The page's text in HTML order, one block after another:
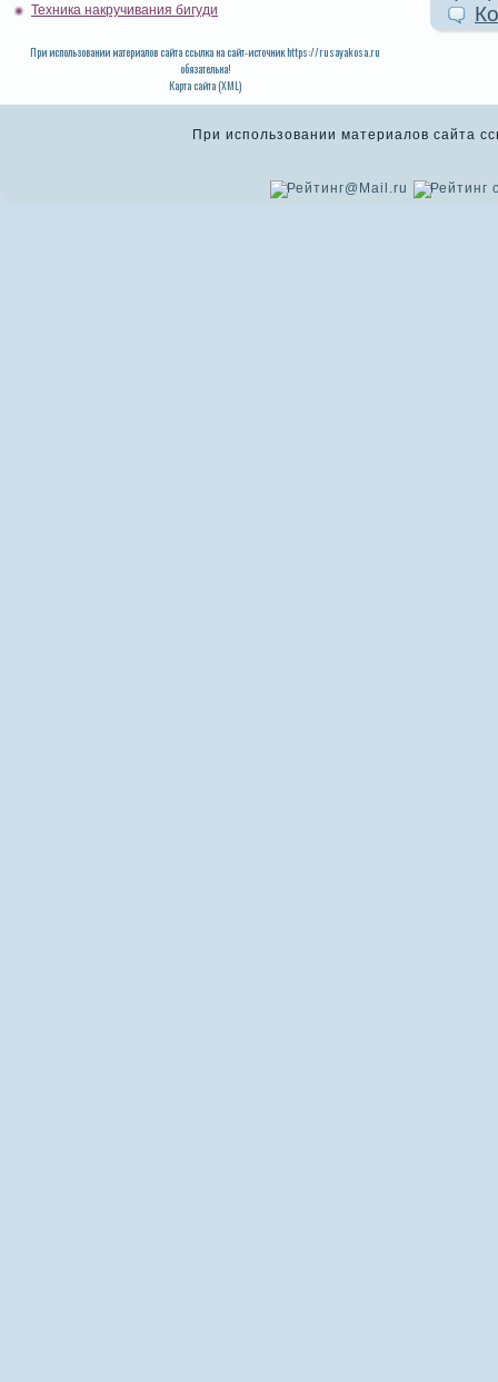
Техника накручивания бигуди
При использовании материалов сайта ссылка на сайт-источник https://rusayakosa.ru
обязательна!
Карта сайта (XML)
При использовании материалов сайта